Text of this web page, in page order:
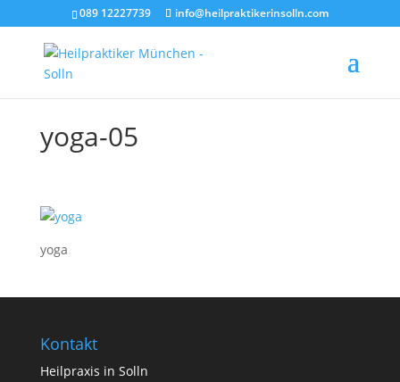
089 12227739 info@heilpraktikerinsolln.com
yoga-05
yoga
Kontakt
Heilpraxis in Solln